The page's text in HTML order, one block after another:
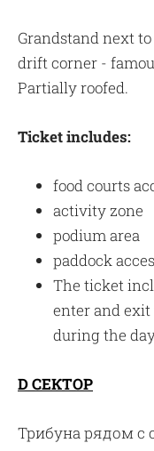
Grandstand next
drift corner -
Partially roofed.
Ticket includes:
food courts
activity zone
podium area
paddock
The ticket
enter and
during the
D СЕКТОР
Трибуна рядом с